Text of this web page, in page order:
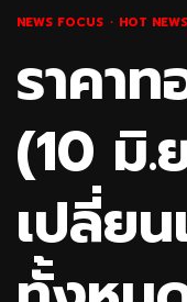
NEWS FOCUS HOT NEWS
ราคา
(10 มิ.
เปลี่ย